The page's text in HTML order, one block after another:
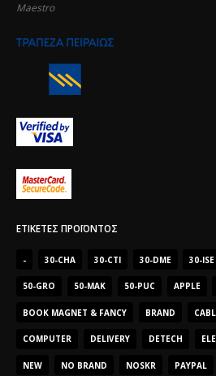
Maestro
ΕΤΙΚΈΤΕΣ ΠΡΟΪΌΝΤΟΣ
- 30-CHA 30-CTI 30-DME 30-ISE
50-GRO 50-MAK 50-PUC APPLE
BOOK MAGNET & FANCY BRAND
COMPUTER DELIVERY DETECH
NEW NO BRAND NOSKR PAYPAL